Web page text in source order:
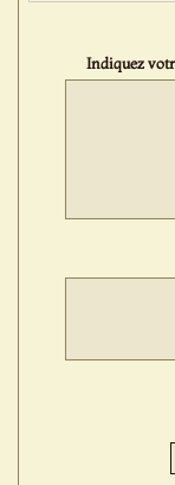
Indiquez